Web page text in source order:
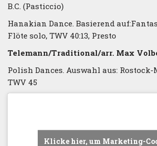
B.C. (Pasticcio)
Hanakian Dance. Basierend
Flöte solo, TWV 40:13, Presto
Telemann/Traditional/arr. Max
Polish Dances. Auswahl aus:
TWV 45
Klicke hier, um Marketing-